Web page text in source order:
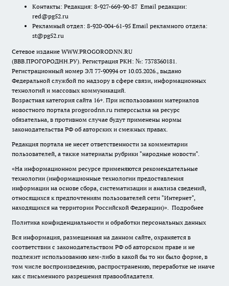
Контакты: Редакция: 8-927-669-90-87 Email редакции:
red@pg52.ru
Рекламный отдел: 8-920-004-61-95 Email рекламного отдела:
st@pg52.ru
Сетевое издание WWW.PROGORODNN.RU
(ВВВ.ПРОГОРОДНН.РУ). Регистрация РКН: №: 7378360181.
Регистрационный номер ЭЛ 77-90994 от 10.03.2026., выдано
Федеральной службой по надзору в сфере связи, информационных
технологий и массовых коммуникаций.
Возрастная категория сайта 16+. При использовании материалов
новостного портала progorodnn.ru гиперссылка на ресурс
обязательна, в противном случае будут применены нормы
законодательства РФ об авторских и смежных правах.
Редакция портала не несет ответственности за комментарии
пользователей, а также материалы рубрики "народные новости".
«На информационном ресурсе применяются рекомендательные
технологии (информационные технологии предоставления
информации на основе сбора, систематизации и анализа сведений,
относящихся к предпочтениям пользователей сети "Интернет",
находящихся на территории Российской Федерации)». Подробнее
Политика конфиденциальности и обработки персональных данных
Вся информация, размещенная на данном сайте, охраняется в
соответствии с законодательством РФ об авторском праве и не
подлежит использованию кем-либо в какой бы то ни было форме, в
том числе воспроизведению, распространению, переработке не иначе
как с письменного разрешения правообладателя.